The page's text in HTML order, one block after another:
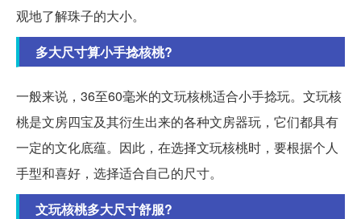
观地了解珠子的大小。
多大尺寸算小手捻核桃?
一般来说，36至60毫米的文玩核桃适合小手捻玩。文玩核
桃是文房四宝及其衍生出来的各种文房器玩，它们都具有
一定的文化底蕴。因此，在选择文玩核桃时，要根据个人
手型和喜好，选择适合自己的尺寸。
文玩核桃多大尺寸舒服?